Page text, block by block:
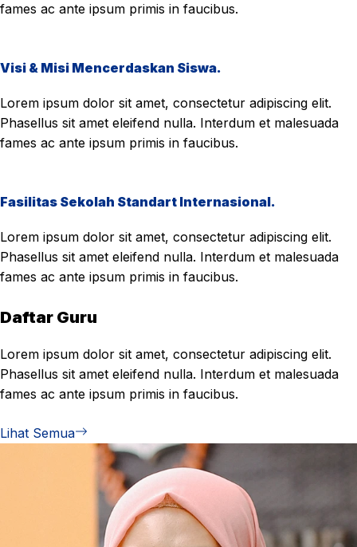
fames ac ante ipsum primis in faucibus.
Visi & Misi Mencerdaskan Siswa.
Lorem ipsum dolor sit amet, consectetur adipiscing elit.
Phasellus sit amet eleifend nulla. Interdum et malesuada
fames ac ante ipsum primis in faucibus.
Fasilitas Sekolah Standart Internasional.
Lorem ipsum dolor sit amet, consectetur adipiscing elit.
Phasellus sit amet eleifend nulla. Interdum et malesuada
fames ac ante ipsum primis in faucibus.
Daftar Guru
Lorem ipsum dolor sit amet, consectetur adipiscing elit.
Phasellus sit amet eleifend nulla. Interdum et malesuada
fames ac ante ipsum primis in faucibus.
Lihat Semua